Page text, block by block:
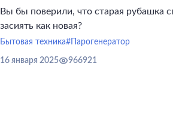
Вы бы поверили, что старая рубашка
засиять как новая?
Бытовая техника#Парогенератор
16 января 2025 966921